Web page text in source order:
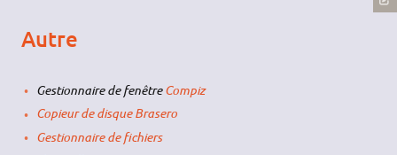
Autre
Gestionnaire de fenêtreCompiz
Copieur de disque Brasero
Gestionnaire de fichiers